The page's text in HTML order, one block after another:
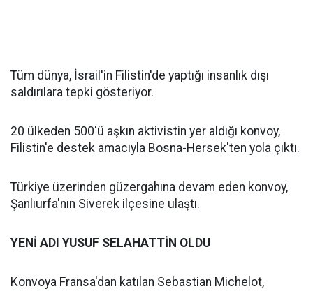
Tüm dünya, İsrail'in Filistin'de yaptığı insanlık dışı
saldırılara tepki gösteriyor.
20 ülkeden 500'ü aşkın aktivistin yer aldığı konvoy,
Filistin'e destek amacıyla Bosna-Hersek'ten yola çıktı.
Türkiye üzerinden güzergahına devam eden konvoy,
Şanlıurfa'nın Siverek ilçesine ulaştı.
YENİ ADI YUSUF SELAHATTİN OLDU
Konvoya Fransa'dan katılan Sebastian Michelot,